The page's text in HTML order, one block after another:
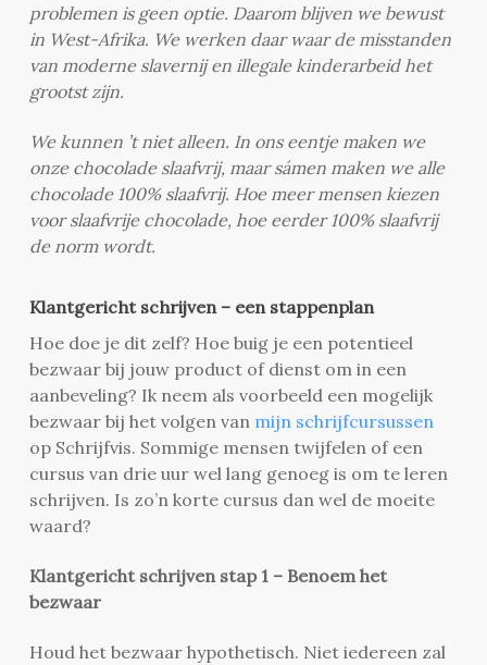
problemen is geen optie. Daarom blijven we bewust
in West-Afrika. We werken daar waar de misstanden
van moderne slavernij en illegale kinderarbeid het
grootst zijn.
We kunnen ’t niet alleen. In ons eentje maken we
onze chocolade slaafvrij, maar sámen maken we alle
chocolade 100% slaafvrij. Hoe meer mensen kiezen
voor slaafvrije chocolade, hoe eerder 100% slaafvrij
de norm wordt.
Klantgericht schrijven – een stappenplan
Hoe doe je dit zelf? Hoe buig je een potentieel
bezwaar bij jouw product of dienst om in een
aanbeveling? Ik neem als voorbeeld een mogelijk
bezwaar bij het volgen van mijn schrijfcursussen
op Schrijfvis. Sommige mensen twijfelen of een
cursus van drie uur wel lang genoeg is om te leren
schrijven. Is zo’n korte cursus dan wel de moeite
waard?
Klantgericht schrijven stap 1 – Benoem het
bezwaar
Houd het bezwaar hypothetisch. Niet iedereen zal